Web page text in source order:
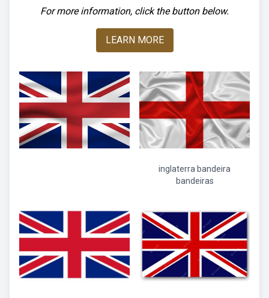
For more information, click the button below.
LEARN MORE
inglaterra bandeira
bandeiras